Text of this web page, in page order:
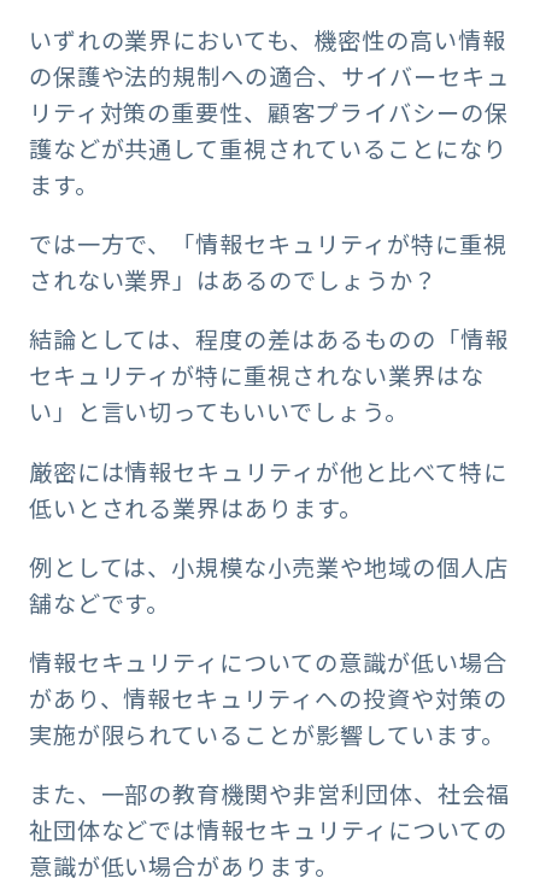
いずれの業界においても、機密性の高い情報
の保護や法的規制への適合、サイバーセキュ
リティ対策の重要性、顧客プライバシーの保
護などが共通して重視されていることになり
ます。
では一方で、「情報セキュリティが特に重視
されない業界」はあるのでしょうか？
結論としては、程度の差はあるものの「情報
セキュリティが特に重視されない業界はな
い」と言い切ってもいいでしょう。
厳密には情報セキュリティが他と比べて特に
低いとされる業界はあります。
例としては、小規模な小売業や地域の個人店
舗などです。
情報セキュリティについての意識が低い場合
があり、情報セキュリティへの投資や対策の
実施が限られていることが影響しています。
また、一部の教育機関や非営利団体、社会福
祉団体などでは情報セキュリティについての
意識が低い場合があります。